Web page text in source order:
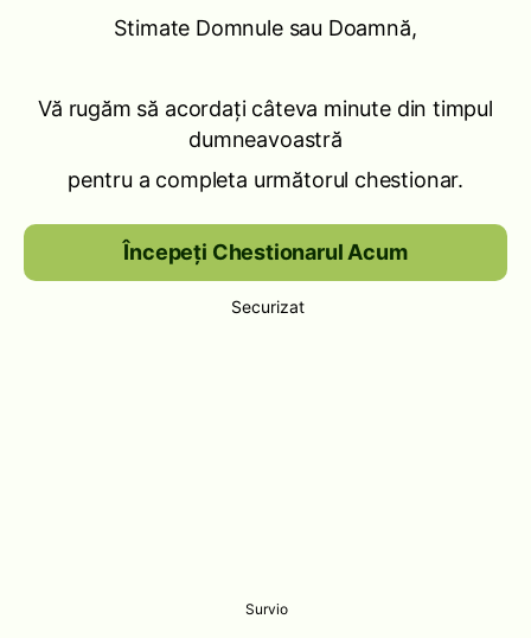
Stimate Domnule sau Doamnă,
Vă rugăm să acordați câteva minute din timpul
dumneavoastră
pentru a completa următorul chestionar.
Începeți Chestionarul Acum
Securizat
Survio